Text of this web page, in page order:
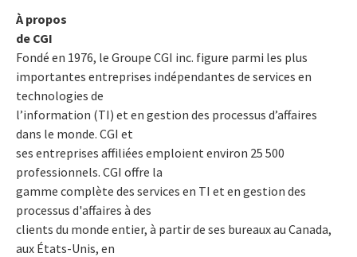
À propos
de CGI
Fondé en 1976, le Groupe CGI inc. figure parmi les plus
importantes entreprises indépendantes de services en
technologies de
l’information (TI) et en gestion des processus d’affaires
dans le monde. CGI et
ses entreprises affiliées emploient environ 25 500
professionnels. CGI offre la
gamme complète des services en TI et en gestion des
processus d'affaires à des
clients du monde entier, à partir de ses bureaux au Canada,
aux États-Unis, en